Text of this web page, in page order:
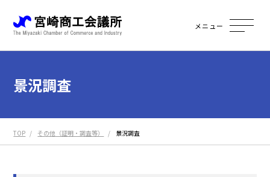
メニュー
景況調査
TOP その他（証明・調査等） 景況調査